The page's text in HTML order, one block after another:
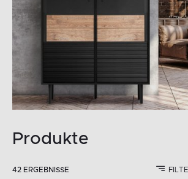
Produkte
42 ERGEBNISSE